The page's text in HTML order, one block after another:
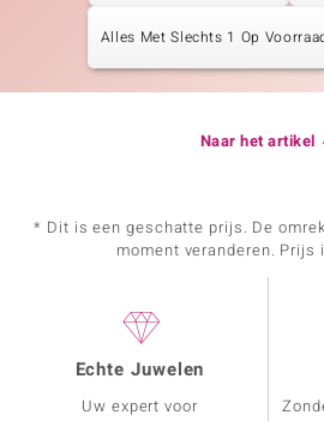
Alles Met Slechts 1 Op
Naar het artikel
* Dit is een geschatte prijs. De
moment veranderen.
Echte Juwelen
Uw expert voor